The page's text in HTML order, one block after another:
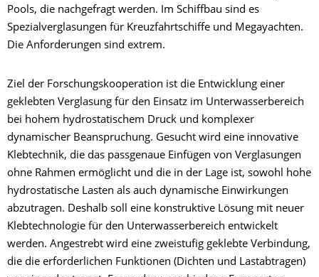
Pools, die nachgefragt werden. Im Schiffbau sind es
Spezialverglasungen für Kreuzfahrtschiffe und Megayachten.
Die Anforderungen sind extrem.
Ziel der Forschungskooperation ist die Entwicklung einer
geklebten Verglasung für den Einsatz im Unterwasserbereich
bei hohem hydrostatischem Druck und komplexer
dynamischer Beanspruchung. Gesucht wird eine innovative
Klebtechnik, die das passgenaue Einfügen von Verglasungen
ohne Rahmen ermöglicht und die in der Lage ist, sowohl hohe
hydrostatische Lasten als auch dynamische Einwirkungen
abzutragen. Deshalb soll eine konstruktive Lösung mit neuer
Klebtechnologie für den Unterwasserbereich entwickelt
werden. Angestrebt wird eine zweistufig geklebte Verbindung,
die die erforderlichen Funktionen (Dichten und Lastabtragen)